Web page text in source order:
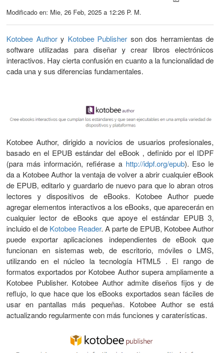
Modificado en: Mie, 26 Feb, 2025 a 12:26 P. M.
Kotobee Authory Kotobee Publisher son dos herramientas de
software utilizadas para diseñar y crear libros electrónicos
interactivos. Hay cierta confusión en cuanto a la funcionalidad de
cada una y sus diferencias fundamentales.
Kotobee Author, dirigido a novicios de usuarios profesionales,
basado en el EPUB estándar del eBook , definido por el IDPF
(para más información, refiérase a http://idpf.org/epub). Eso le
da a Kotobee Author la ventaja de volver a abrir cualquier eBook
de EPUB, editarlo y guardarlo de nuevo para que lo abran otros
lectores y dispositivos de eBooks. Kotobee Author puede
agregar elementos interactivos a los eBooks, que aparecerán en
cualquier lector de eBooks que apoye el estándar EPUB 3,
incluido el de Kotobee Reader. A parte de EPUB, Kotobee Author
puede exportar aplicaciones independientes de eBook que
funcionan en sistemas web, de escritorio, móviles o LMS,
utilizando en el núcleo la tecnología HTML5 . El rango de
formatos exportados por Kotobee Author supera ampliamente a
Kotobee Publisher. Kotobee Author admite diseños fijos y de
reflujo, lo que hace que los eBooks exportados sean fáciles de
usar en pantallas más pequeñas. Kotobee Author se está
actualizando regularmente con más funciones y caraterísticas.